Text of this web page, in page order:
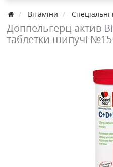
Вітаміни Спеціальні
Доппельгерц актив
таблетки шипучі №15